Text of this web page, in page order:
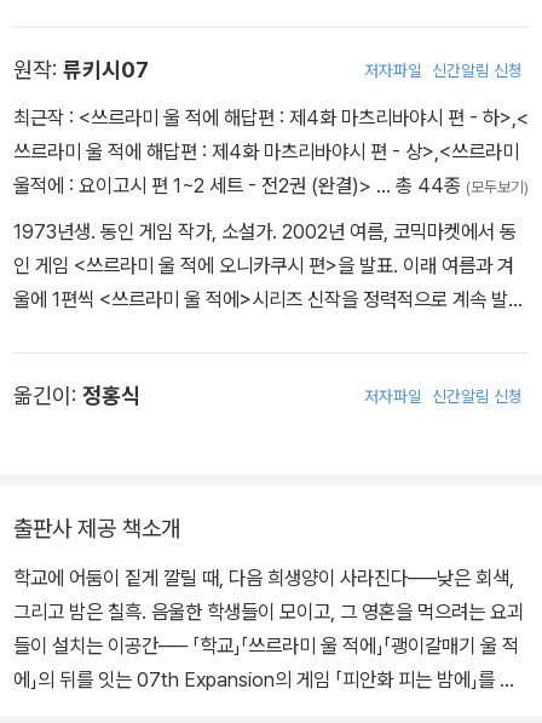
원작: 류키시07 저자파일 신간알림 신청
최근작 : <쓰르라미 울 적에 해답편 : 제4화 마츠리바야시 편 - 하>,<
쓰르라미 울 적에 해답편 : 제4화 마츠리바야시 편 - 상>,<쓰르라미
울적에 : 요이고시 편 1~2 세트 - 전2권 (완결)> … 총 44종 (모두보기)
1973년생. 동인 게임 작가, 소설가. 2002년 여름, 코믹마켓에서 동
인 게임 <쓰르라미 울 적에 오니카쿠시 편>을 발표. 이래 여름과 겨
울에 1편씩 <쓰르라미 울 적에>시리즈 신작을 정력적으로 계속 발표
매기 울 적에>를 발표. 소설의 단행본 화는 본 작이 데뷔작이 된다.
옮긴이: 정홍식 저자파일 신간알림 신청
출판사 제공 책소개
학교에 어둠이 짙게 깔릴 때, 다음 희생양이 사라진다──낮은 회색,
그리고 밤은 칠흑. 음울한 학생들이 모이고, 그 영혼을 먹으려는 요괴
들이 설치는 이공간── 「학교」「쓰르라미 울 적에」「괭이갈매기 울 적
에」의 뒤를 잇는 07th Expansion의 게임 「피안화 피는 밤에」를 원